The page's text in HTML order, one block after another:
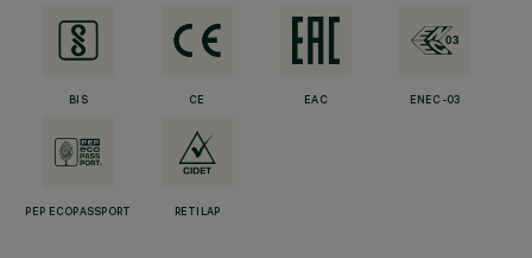
BIS CE EAC ENEC-03
PEP ECOPASSPORT RETILAP